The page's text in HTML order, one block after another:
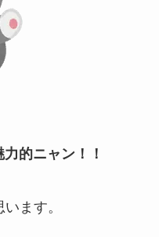
的ニャン！！
ます。